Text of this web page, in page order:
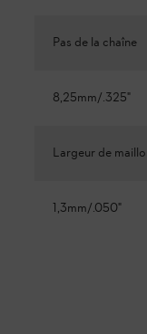
Pas de la chaîne
8,25mm/.325"
Largeur de
1,3mm/.050"